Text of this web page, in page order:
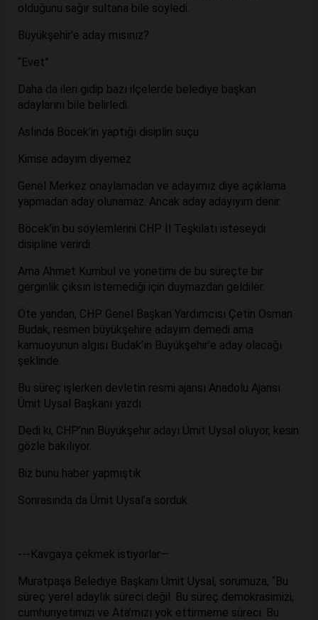
olduğunu sağır sultana bile söyledi.
Büyükşehir’e aday mısınız?
“Evet”
Daha da ileri gidip bazı ilçelerde belediye başkan
adaylarını bile belirledi.
Aslında Böcek’in yaptığı disiplin suçu.
Kimse adayım diyemez.
Genel Merkez onaylamadan ve adayımız diye açıklama
yapmadan aday olunamaz. Ancak aday adayıyım denir.
Böcek’in bu söylemlerini CHP İl Teşkilatı isteseydi
disipline verirdi.
Ama Ahmet Kumbul ve yönetimi de bu süreçte bir
gerginlik çıksın istemediği için duymazdan geldiler.
Öte yandan, CHP Genel Başkan Yardımcısı Çetin Osman
Budak, resmen büyükşehire adayım demedi ama
kamuoyunun algısı Budak’ın Büyükşehir’e aday olacağı
şeklinde.
Bu süreç işlerken devletin resmi ajansı Anadolu Ajansı
Ümit Uysal Başkanı yazdı.
Dedi ki, CHP’nin Büyükşehir adayı Ümit Uysal oluyor, kesin
gözle bakılıyor.
Biz bunu haber yapmıştık.
Sonrasında da Ümit Uysal’a sorduk.
---Kavgaya çekmek istiyorlar—
Muratpaşa Belediye Başkanı Ümit Uysal, sorumuza, “Bu
süreç yerel adaylık süreci değil. Bu süreç demokrasimizi,
cumhuriyetimizi ve Ata’mızı yok ettirmeme süreci. Bu